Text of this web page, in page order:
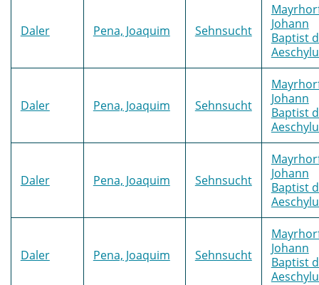
Daler Pena, Joaquim Sehnsucht
Johann
Baptist
Daler Pena, Joaquim Sehnsucht
Johann
Baptist
Daler Pena, Joaquim Sehnsucht
Johann
Baptist
Daler Pena, Joaquim Sehnsucht
Johann
Baptist